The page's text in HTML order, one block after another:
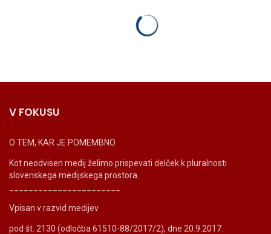
V FOKUSU
O TEM, KAR JE POMEMBNO.
Kot neodvisen medij želimo prispevati delček k pluralnosti
slovenskega medijskega prostora.
Vpisan v razvid medijev
pod št. 2130 (odločba 61510-88/2017/2), dne 20.9.2017.